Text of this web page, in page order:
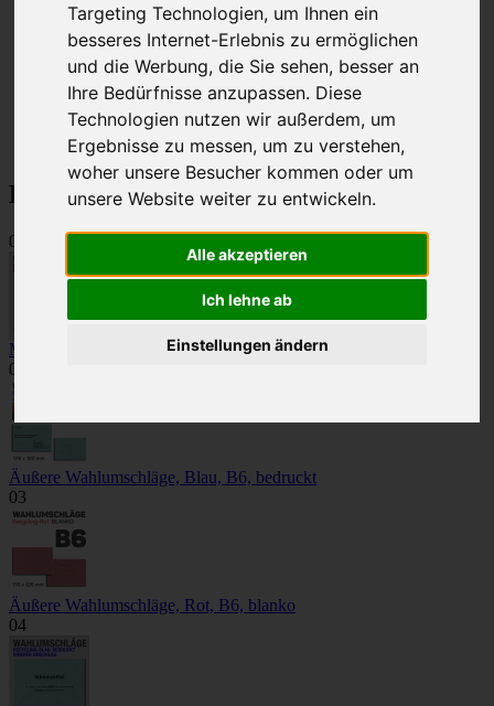
Targeting Technologien, um Ihnen ein
besseres Internet-Erlebnis zu ermöglichen
und die Werbung, die Sie sehen, besser an
Ihre Bedürfnisse anzupassen. Diese
Technologien nutzen wir außerdem, um
Ergebnisse zu messen, um zu verstehen,
woher unsere Besucher kommen oder um
unsere Website weiter zu entwickeln.
Alle akzeptieren
Ich lehne ab
Einstellungen ändern
Betriebsratswahl 2026
Innere Wahlumschläge
Äußere Wahlumschläge
Zweiseitige Wahlumschläge
Selbstklebende Wahlumschläge
Stimmzettel
Farbiges Papier
Bestseller
01
Motiv 3 - Innere Wahlumschläge, Rot, C6
02
Äußere Wahlumschläge, Blau, B6, bedruckt
03
Äußere Wahlumschläge, Rot, B6, blanko
04